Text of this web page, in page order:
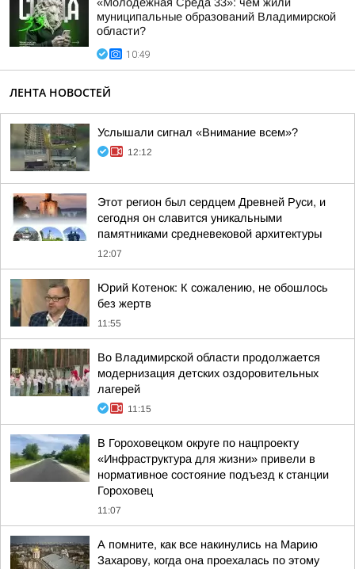
муниципальные образований Владимирской
области?
10:49
ЛЕНТА НОВОСТЕЙ
Услышали сигнал «Внимание всем»?
12:12
Этот регион был сердцем Древней Руси, и
сегодня он славится уникальными
памятниками средневековой архитектуры
12:07
Юрий Котенок: К сожалению, не обошлось
без жертв
11:55
Во Владимирской области продолжается
модернизация детских оздоровительных
лагерей
11:15
В Гороховецком округе по нацпроекту
«Инфраструктура для жизни» привели в
нормативное состояние подъезд к станции
Гороховец
11:07
А помните, как все накинулись на Марию
Захарову, когда она проехалась по этому